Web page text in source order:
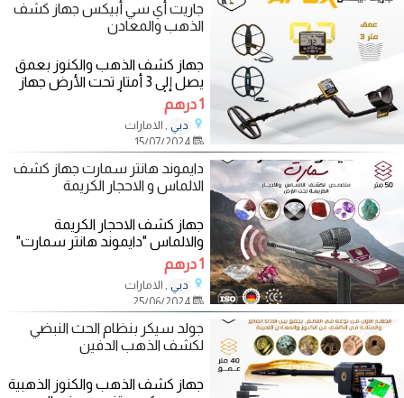
جاريت أي سي أبيكس جهاز كشف
الذهب والمعادن
جهاز كشف الذهب والكنوز بعمق
يصل إلى 3 أمتار تحت الأرض جهاز
Ace Apex تعرف على
1 درهم
دبي , الامارات
دايموند هانتر سمارت جهاز كشف
الالماس و الاحجار الكريمة
جهاز كشف الاحجار الكريمة
والالماس "دايموند هانتر سمارت"
الاستشعاري، المبتكر الذي يكشف
عن الألماس
1 درهم
دبي , الامارات
جولد سيكر بنظام الحث النبضي
لكشف الذهب الدفين
جهاز كشف الذهب والكنوز الذهبية